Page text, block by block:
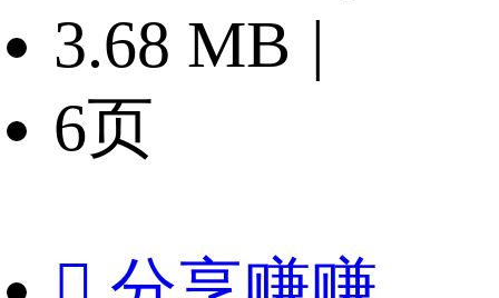
3.68 MB |
6页